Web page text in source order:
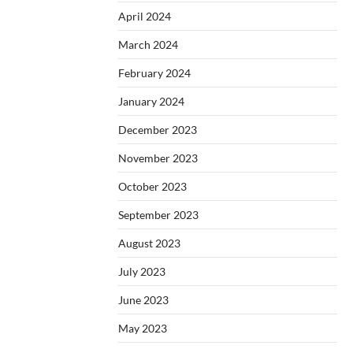
April 2024
March 2024
February 2024
January 2024
December 2023
November 2023
October 2023
September 2023
August 2023
July 2023
June 2023
May 2023